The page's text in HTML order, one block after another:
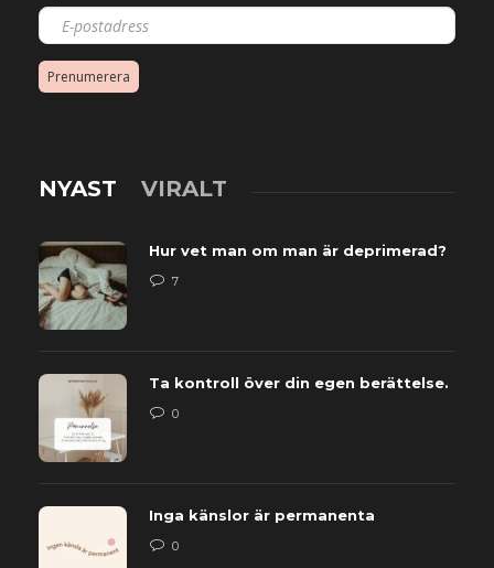
Prenumerera
NYAST VIRALT
Hur vet man om man är deprimerad?
7
Ta kontroll över din egen berättelse.
0
Inga känslor är permanenta
0